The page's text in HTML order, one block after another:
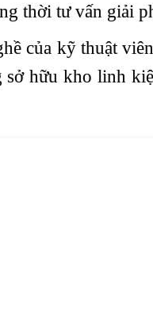
thời tư vấn giải
của kỹ thuật
hữu kho linh